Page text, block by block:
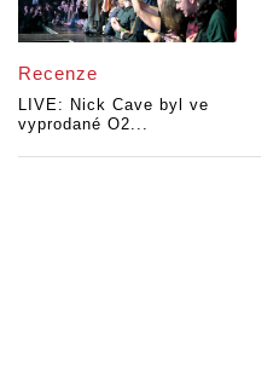
Recenze
LIVE: Nick Cave byl ve
vyprodané O2...